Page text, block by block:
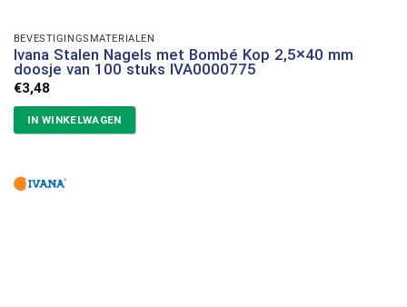
BEVESTIGINGSMATERIALEN
Ivana Stalen Nagels met Bombé Kop 2,5×40 mm
doosje van 100 stuks IVA0000775
€3,48
IN WINKELWAGEN